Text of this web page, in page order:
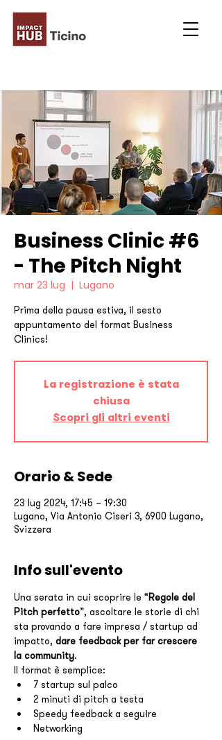
Business Clinic #6
- The Pitch Night
mar 23 lug
  |
Lugano
Prima della pausa estiva, il sesto
appuntamento del format Business
Clinics!
La registrazione è stata
chiusa
Scopri gli altri eventi
Orario & Sede
23 lug 2024, 17:45 – 19:30
Lugano, Via Antonio Ciseri 3, 6900 Lugano,
Svizzera
Info sull'evento
Una serata in cui scoprire le “Regole del
Pitch perfetto”, ascoltare le storie di chi
sta provando a fare impresa / startup ad
impatto, dare feedback per far crescere
la community.
Il format è semplice:
7 startup sul palco
2 minuti di pitch a testa
Speedy feedback a seguire
Networking